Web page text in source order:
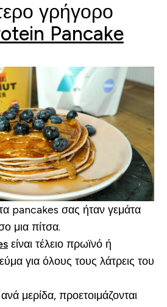
γρήγορο
Pancake
pancakes σας ήταν γεμάτα
μια πίτσα.
είναι τέλειο πρωϊνό ή
για όλους τους λάτρεις του
μερίδα, προετοιμάζονται